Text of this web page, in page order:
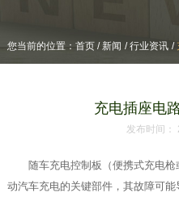
您当前的位置：首页 /新闻 /行业资讯 /
您当前的位置：首页 /新闻 /行业资讯 /
充电插座电
发布时间：
随车充电控制板（便携式充电枪
动汽车充电的关键部件，其故障可